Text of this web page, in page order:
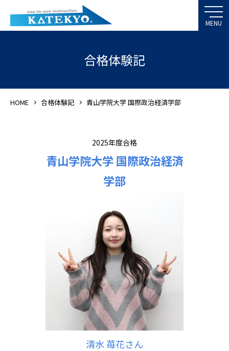
合格体験記
HOME 合格体験記 青山学院大学 国際政治経済学部
2025年度合格
青山学院大学 国際政治経済
学部
清水 苺花さん